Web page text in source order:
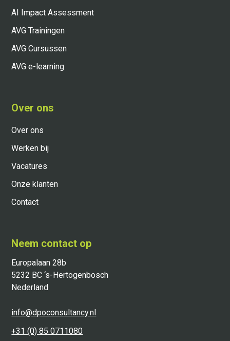
AI Impact Assessment
AVG Trainingen
AVG Cursussen
AVG e-learning
Over ons
Over ons
Werken bij
Vacatures
Onze klanten
Contact
Neem contact op
Europalaan 28b
5232 BC ‘s-Hertogenbosch
Nederland
info@dpoconsultancy.nl
+31 (0) 85 0711080